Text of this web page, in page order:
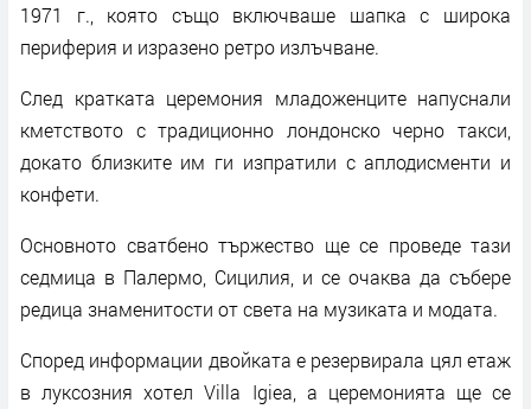
1971 г., която също включваше шапка с широка
периферия и изразено ретро излъчване.
След кратката церемония младоженците напуснали
кметството с традиционно лондонско черно такси,
докато близките им ги изпратили с аплодисменти и
конфети.
Основното сватбено тържество ще се проведе тази
седмица в Палермо, Сицилия, и се очаква да събере
редица знаменитости от света на музиката и модата.
Според информации двойката е резервирала цял етаж
в луксозния хотел Villa Igiea, а церемонията ще се